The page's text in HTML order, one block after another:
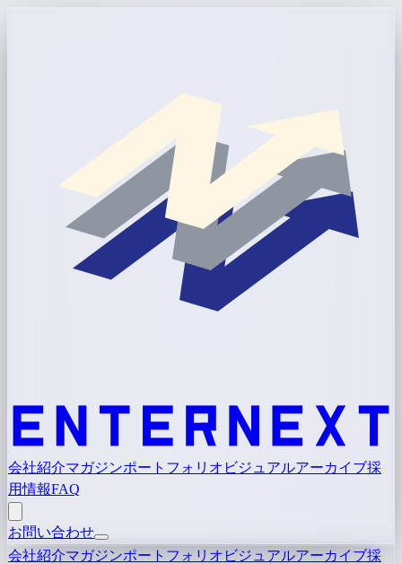
会社紹介マガジンポートフォリオ ビジュアルアーカイブ採
用情報FAQ
お問い合わせ
会社紹介マガジンポートフォリオ ビジュアルアーカイブ採